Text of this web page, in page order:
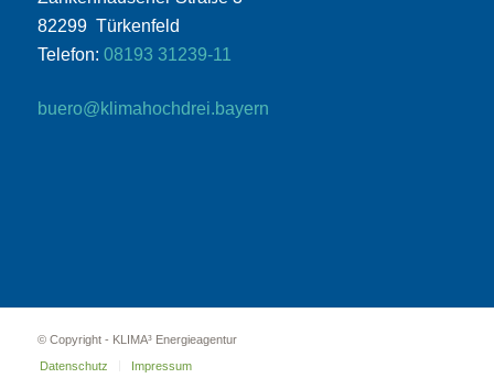
82299 Türkenfeld
Telefon: 08193 31239-11
buero@klimahochdrei.bayern
© Copyright - KLIMA³ Energieagentur
Datenschutz
Impressum